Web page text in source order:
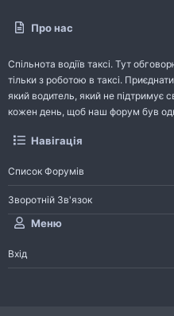
Про нас
Спільнота водіїв таксі. Тут
тільки з роботою в таксі.
який водитель, який не
кожен день, щоб наш форум був
Навігація
Список Форумів
Зворотній Зв'язок
Меню
Вхід